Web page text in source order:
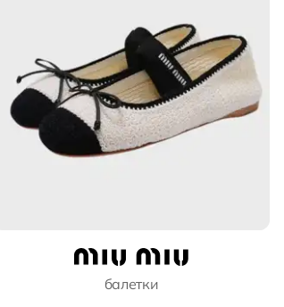
балетки